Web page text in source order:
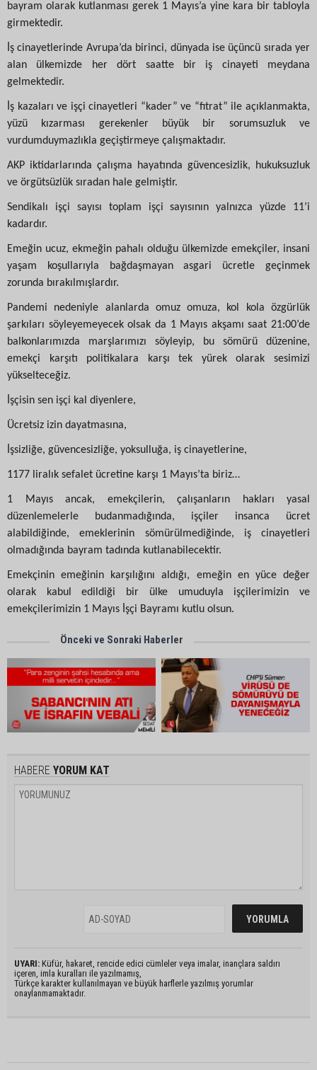
bayram olarak kutlanması gerek 1 Mayıs’a yine kara bir tabloyla
girmektedir.
İş cinayetlerinde Avrupa’da birinci, dünyada ise üçüncü sırada yer
alan ülkemizde her dört saatte bir iş cinayeti meydana
gelmektedir.
İş kazaları ve işçi cinayetleri “kader” ve “fıtrat” ile açıklanmakta,
yüzü kızarması gerekenler büyük bir sorumsuzluk ve
vurdumduymazlıkla geçiştirmeye çalışmaktadır.
AKP iktidarlarında çalışma hayatında güvencesizlik, hukuksuzluk
ve örgütsüzlük sıradan hale gelmiştir.
Sendikalı işçi sayısı toplam işçi sayısının yalnızca yüzde 11’i
kadardır.
Emeğin ucuz, ekmeğin pahalı olduğu ülkemizde emekçiler, insani
yaşam koşullarıyla bağdaşmayan asgari ücretle geçinmek
zorunda bırakılmışlardır.
Pandemi nedeniyle alanlarda omuz omuza, kol kola özgürlük
şarkıları söyleyemeyecek olsak da 1 Mayıs akşamı saat 21:00’de
balkonlarımızda marşlarımızı söyleyip, bu sömürü düzenine,
emekçi karşıtı politikalara karşı tek yürek olarak sesimizi
yükselteceğiz.
İşçisin sen işçi kal diyenlere,
Ücretsiz izin dayatmasına,
İşsizliğe, güvencesizliğe, yoksulluğa, iş cinayetlerine,
1177 liralık sefalet ücretine karşı 1 Mayıs’ta biriz…
1 Mayıs ancak, emekçilerin, çalışanların hakları yasal
düzenlemelerle budanmadığında, işçiler insanca ücret
alabildiğinde, emeklerinin sömürülmediğinde, iş cinayetleri
olmadığında bayram tadında kutlanabilecektir.
Emekçinin emeğinin karşılığını aldığı, emeğin en yüce değer
olarak kabul edildiği bir ülke umuduyla işçilerimizin ve
emekçilerimizin 1 Mayıs İşçi Bayramı kutlu olsun.
Önceki ve Sonraki Haberler
HABERE YORUM KAT
UYARI: Küfür, hakaret, rencide edici cümleler veya imalar, inançlara saldırı
içeren, imla kuralları ile yazılmamış,
Türkçe karakter kullanılmayan ve büyük harflerle yazılmış yorumlar
onaylanmamaktadır.